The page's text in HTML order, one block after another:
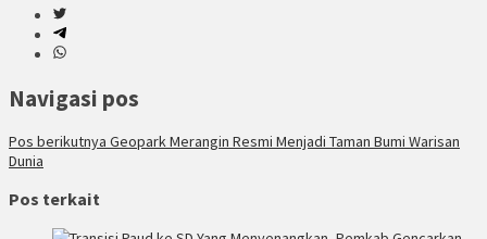
Navigasi pos
Pos berikutnya Geopark Merangin Resmi Menjadi Taman Bumi Warisan
Dunia
Pos terkait